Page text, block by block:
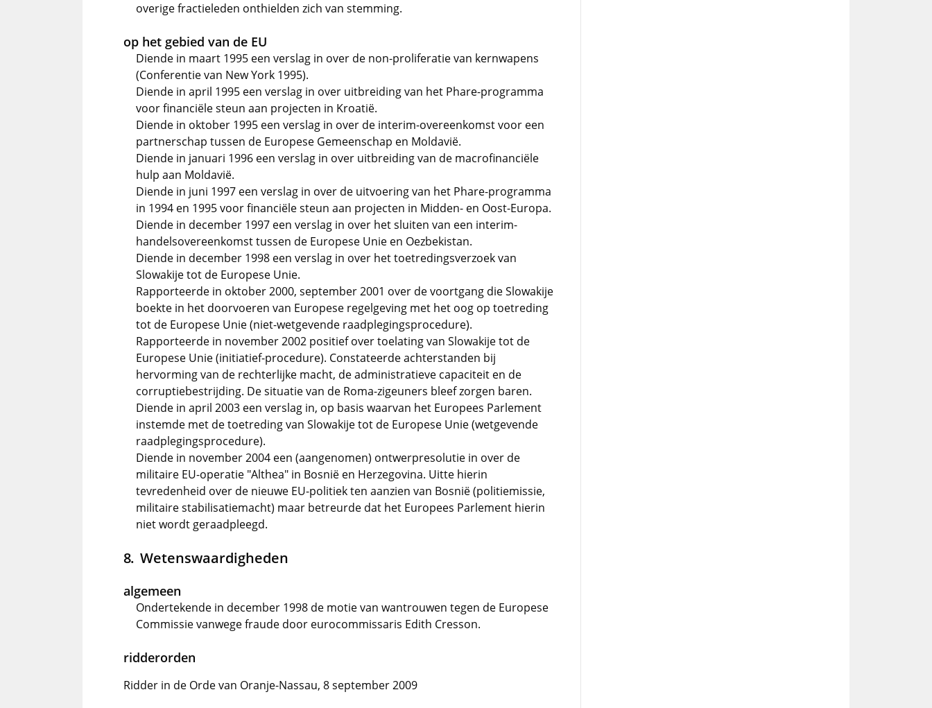
overige fractieleden onthielden zich van stemming.
op het gebied van de EU
Diende in maart 1995 een verslag in over de non-proliferatie van kernwapens
(Conferentie van New York 1995).
Diende in april 1995 een verslag in over uitbreiding van het Phare-programma
voor financiële steun aan projecten in Kroatië.
Diende in oktober 1995 een verslag in over de interim-overeenkomst voor een
partnerschap tussen de Europese Gemeenschap en Moldavië.
Diende in januari 1996 een verslag in over uitbreiding van de macrofinanciële
hulp aan Moldavië.
Diende in juni 1997 een verslag in over de uitvoering van het Phare-programma
in 1994 en 1995 voor financiële steun aan projecten in Midden- en Oost-Europa.
Diende in december 1997 een verslag in over het sluiten van een interim-
handelsovereenkomst tussen de Europese Unie en Oezbekistan.
Diende in december 1998 een verslag in over het toetredingsverzoek van
Slowakije tot de Europese Unie.
Rapporteerde in oktober 2000, september 2001 over de voortgang die Slowakije
boekte in het doorvoeren van Europese regelgeving met het oog op toetreding
tot de Europese Unie (niet-wetgevende raadplegingsprocedure).
Rapporteerde in november 2002 positief over toelating van Slowakije tot de
Europese Unie (initiatief-procedure). Constateerde achterstanden bij
hervorming van de rechterlijke macht, de administratieve capaciteit en de
corruptiebestrijding. De situatie van de Roma-zigeuners bleef zorgen baren.
Diende in april 2003 een verslag in, op basis waarvan het Europees Parlement
instemde met de toetreding van Slowakije tot de Europese Unie (wetgevende
raadplegingsprocedure).
Diende in november 2004 een (aangenomen) ontwerpresolutie in over de
militaire EU-operatie "Althea" in Bosnië en Herzegovina. Uitte hierin
tevredenheid over de nieuwe EU-politiek ten aanzien van Bosnië (politiemissie,
militaire stabilisatiemacht) maar betreurde dat het Europees Parlement hierin
niet wordt geraadpleegd.
Wetenswaardigheden
algemeen
Ondertekende in december 1998 de motie van wantrouwen tegen de Europese
Commissie vanwege fraude door eurocommissaris Edith Cresson.
ridderorden
Ridder in de Orde van Oranje-Nassau, 8 september 2009